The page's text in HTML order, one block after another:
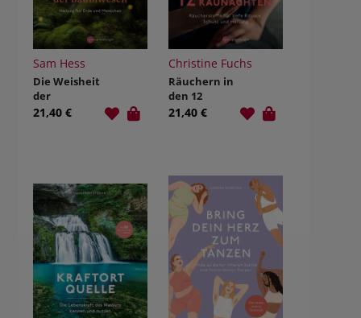
Sam Hess
Die Weisheit
der
Baumwesen
21,40 €
Christine Fuchs
Räuchern in
den 12
Raunächten
21,40 €